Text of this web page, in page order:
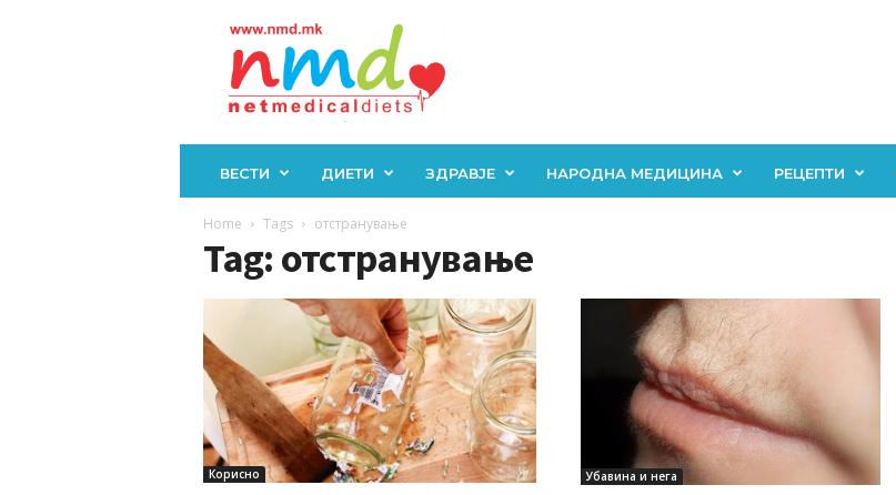
ВЕСТИ ДИЕТИ ЗДРАВЈЕ НАРОДНА МЕДИЦИНА РЕЦЕПТИ
Home Tags отстранување
Tag: отстранување
Корисно Убавина и нега